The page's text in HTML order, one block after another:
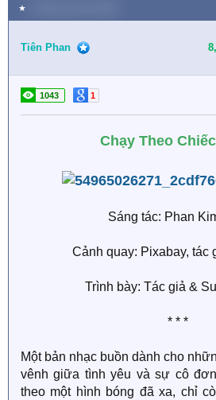
★
Tiên Phan
1043 1
Chạy Theo
Sáng tác: Phan
Cảnh quay: Pixabay, tác
Trình bày: Tác giả &
* * *​
Một bản nhạc buồn dành cho
vênh giữa tình yêu và sự cô
theo một hình bóng đã xa, chỉ